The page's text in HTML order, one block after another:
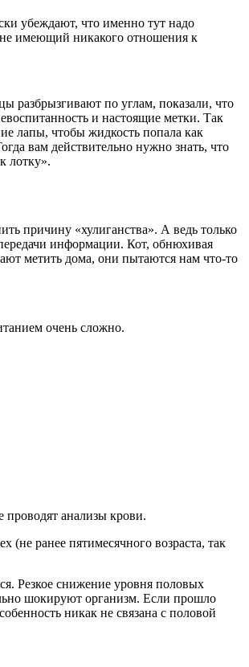
убеждают, что именно тут надо
не имеющий никакого отношения к
разбрызгивают по углам, показали, что
и настоящие метки. Так
лапы, чтобы жидкость попала как
вам действительно нужно знать, что
лотку».
причину «хулиганства». А ведь только
информации. Кот, обнюхивая
метить дома, они пытаются нам что-то
очень сложно.
проводят анализы крови.
ранее пятимесячного возраста, так
Резкое снижение уровня половых
шокируют организм. Если прошло
никак не связана с половой